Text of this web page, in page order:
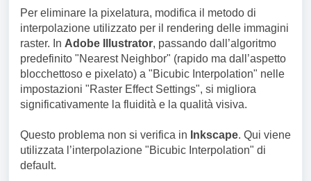
Per eliminare la pixelatura, modifica il metodo di
interpolazione utilizzato per il rendering delle immagini
raster. In Adobe Illustrator, passando dall’algoritmo
predefinito "Nearest Neighbor" (rapido ma dall’aspetto
blocchettoso e pixelato) a "Bicubic Interpolation" nelle
impostazioni "Raster Effect Settings", si migliora
significativamente la fluidità e la qualità visiva.
Questo problema non si verifica in Inkscape. Qui viene
utilizzata l’interpolazione "Bicubic Interpolation" di
default.